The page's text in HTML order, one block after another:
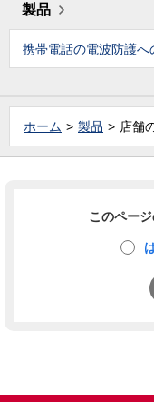
製品
携帯電話の電波防護へ
ホーム 製品 店舗
このペー